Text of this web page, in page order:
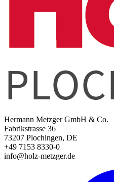
Hermann Metzger GmbH & Co.
Fabrikstrasse 36
73207 Plochingen, DE
+49 7153 8330-0
info@holz-metzger.de